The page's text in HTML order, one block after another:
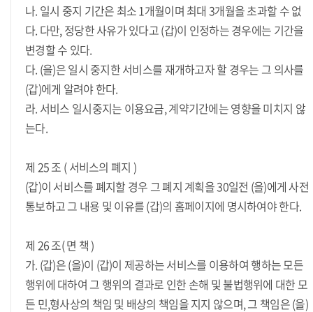
나. 일시 중지 기간은 최소 1개월이며 최대 3개월을 초과할 수 없
다. 다만, 정당한 사유가 있다고 (갑)이 인정하는 경우에는 기간을
변경할 수 있다.
다. (을)은 일시 중지한 서비스를 재개하고자 할 경우는 그 의사를
(갑)에게 알려야 한다.
라. 서비스 일시중지는 이용요금, 계약기간에는 영향을 미치지 않
는다.
제 25 조 ( 서비스의 폐지 )
(갑)이 서비스를 폐지할 경우 그 폐지 계획을 30일전 (을)에게 사전
통보하고 그 내용 및 이유를 (갑)의 홈페이지에 명시하여야 한다.
제 26 조( 면 책 )
가. (갑)은 (을)이 (갑)이 제공하는 서비스를 이용하여 행하는 모든
행위에 대하여 그 행위의 결과로 인한 손해 및 불법행위에 대한 모
든 민,형사상의 책임 및 배상의 책임을 지지 않으며, 그 책임은 (을)